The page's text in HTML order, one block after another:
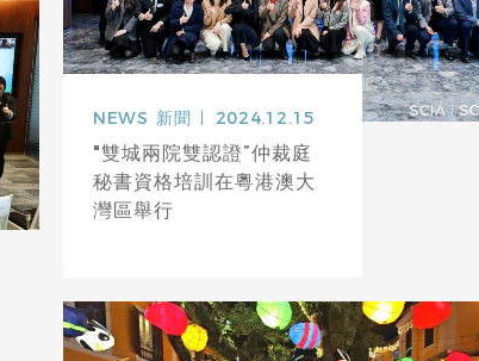
NEWS 新聞 2024.12.15
"雙城兩院雙認證”仲裁庭
秘書資格培訓在粵港澳大
灣區舉行